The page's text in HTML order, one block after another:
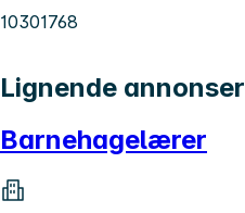
10301768
Lignende annonser
Barnehagelærer